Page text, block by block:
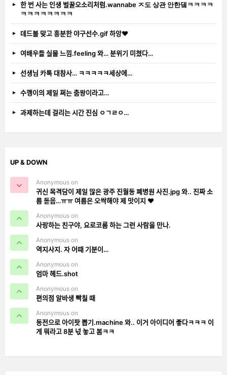
한 번 사는 인생 벌꿀오소리처럼.wannabe ㅈ도 상관 안한댘ㅋㅋㅋㅋ
ㅋㅋㅋㅋㅋㅋㅋㅋ
데드볼 맞고 흥분한 야구선수.gif 하앙❤️
여배우들 실물 느낌.feeling 와… 분위기 미쳤다…
선생님 카톡 대참사… ㅋㅋㅋㅋㅋ세상에…
수깽이의 제일 쩌는 춤왕이라고…
과제하는데 걸리는 시간 진심 ㅇㄱㄹㅇ…
UP & DOWN
Anonymous on
귀신 목격담이 제일 많은 광주 진월동 폐병원 사진.jpg 와.. 진짜 소
름 돋음…ㅠㅠ 여름은 오싹해야 제 맛이지 ❤️
Anonymous on
사랑하는 친구야, 요로코롬 하는 그런 사람을 만나.
Anonymous on
역지사지. 자 어때 기분이…
Anonymous on
엄마 헤드.shot
Anonymous on
편의점 알바생 빡칠 때
Anonymous on
동전으로 아이팟 뽑기.machine 와.. 이거 아이디어 좋다ㅋㅋㅋ 이
게 뭐라고 8분 넋 놓고 봄ㅋㅋ